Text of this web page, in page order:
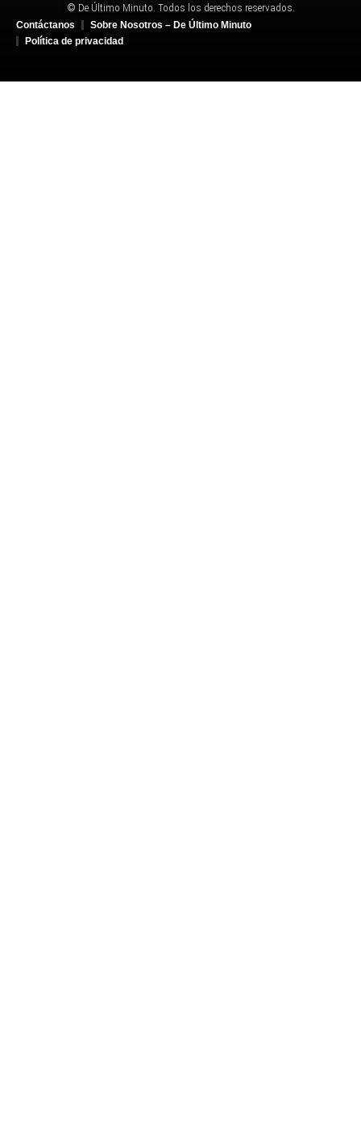
© De Último Minuto. Todos los derechos reservados.
Contáctanos
Sobre Nosotros – De Último Minuto
Política de privacidad